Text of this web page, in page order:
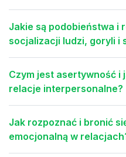
Jakie są podobieństwa i
socjalizacji ludzi, goryli i
Czym jest asertywność i
relacje interpersonalne?
Jak rozpoznać i bronić
emocjonalną w